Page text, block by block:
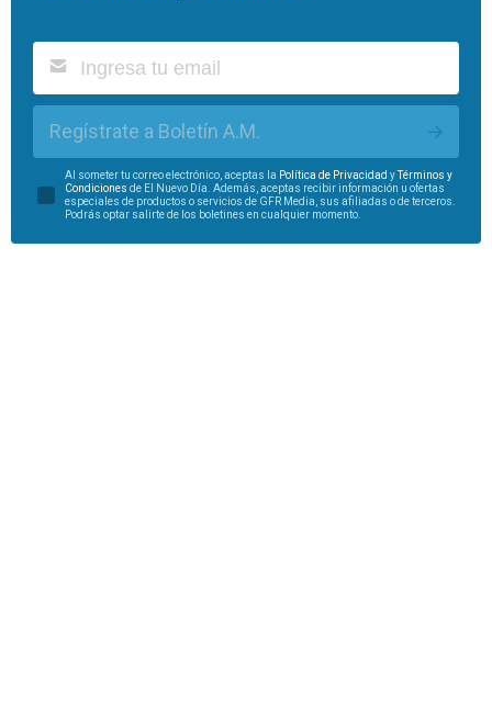
Regístrate a Boletín A.M.
Al someter tu correo electrónico, aceptas la Política de Privacidad yTérminos y
Condiciones de El Nuevo Día. Además, aceptas recibir información u ofertas
especiales de productos o servicios de GFR Media, sus afiliadas o de terceros.
Podrás optar salirte de los boletines en cualquier momento.